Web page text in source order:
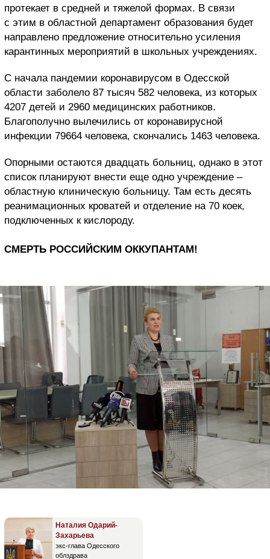
протекает в средней и тяжелой формах. В связи
с этим в областной департамент образования будет
направлено предложение относительно усиления
карантинных мероприятий в школьных учреждениях.
С начала пандемии коронавирусом в Одесской
области заболело 87 тысяч 582 человека, из которых
4207 детей и 2960 медицинских работников.
Благополучно вылечились от коронавирусной
инфекции 79664 человека, скончались 1463 человека.
Опорными остаются двадцать больниц, однако в этот
список планируют внести еще одно учреждение –
областную клиническую больницу. Там есть десять
реанимационных кроватей и отделение на 70 коек,
подключенных к кислороду.
СМЕРТЬ РОССИЙСКИМ ОККУПАНТАМ!
Наталия Одарий-
Захарьева
экс-глава Одесского
облздрава